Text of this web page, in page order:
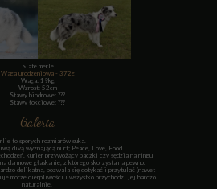
Slate merle
Waga urodzeniowa - 372g
Waga: 19kg
Wzrost: 52cm
Stawy biodrowe: ???
Stawy łokciowe: ???
to sporych rozmiarów suka.
divą wyznającą nurt; Peace, Love, Food.
kurier przywożący paczki czy sędzia na ringu
darmowe głaskanie, z którego skorzysta na pewno.
delikatna, pozwala się dotykać i przytulać (nawet
morze cierpliwości i wszystko przychodzi jej bardzo
naturalnie.
Galeria